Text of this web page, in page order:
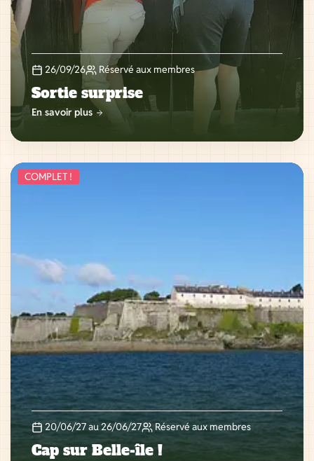
26/09/26 Réservé aux membres
Sortie surprise
En savoir plus
COMPLET !
20/06/27 au 26/06/27 Réservé aux membres
Cap sur Belle-île !